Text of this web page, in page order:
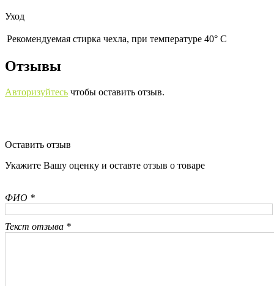
Уход
Рекомендуемая стирка чехла, при температуре 40° С
Отзывы
Авторизуйтесь чтобы оставить отзыв.
Оставить отзыв
Укажите Вашу оценку и оставте отзыв о товаре
ФИО *
Текст отзыва *